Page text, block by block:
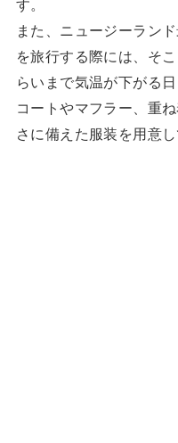
す。
また、ニュージーラン
を旅行する際には、そ
らいまで気温が下がる日
コートやマフラー、重
さに備えた服装を用意し